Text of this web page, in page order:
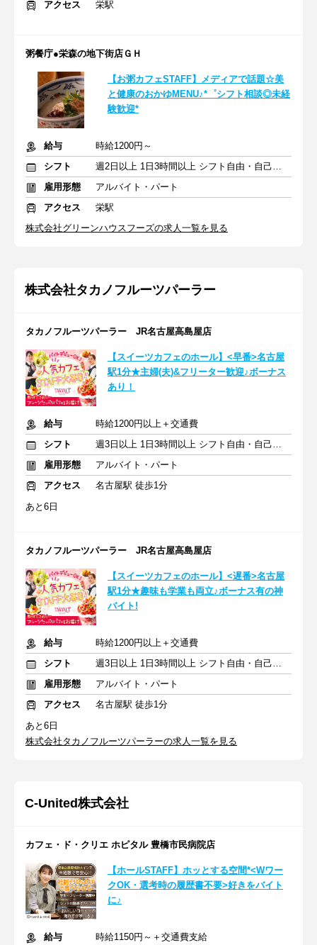
アクセス
栄駅
粥餐庁●栄森の地下街店ＧＨ
【お粥カフェSTAFF】メディアで話題☆美
と健康のおかゆMENU♪*゜シフト相談◎未経
験歓迎*
給与
時給1200円～
シフト
週2日以上 1日3時間以上 シフト自由・自己申告
雇用形態
アルバイト・パート
アクセス
栄駅
株式会社グリーンハウスフーズの求人一覧を見る
株式会社タカノフルーツパーラー
タカノフルーツパーラー JR名古屋高島屋店
【スイーツカフェのホール】<早番>名古屋
駅1分★主婦(夫)&フリーター歓迎♪ボーナス
あり！
給与
時給1200円以上＋交通費
シフト
週3日以上 1日3時間以上 シフト自由・自己申告
雇用形態
アルバイト・パート
アクセス
名古屋駅 徒歩1分
あと6日
タカノフルーツパーラー JR名古屋高島屋店
【スイーツカフェのホール】<遅番>名古屋
駅1分★趣味も学業も両立♪ボーナス有の神
バイト!
給与
時給1200円以上＋交通費
シフト
週3日以上 1日3時間以上 シフト自由・自己申告
雇用形態
アルバイト・パート
アクセス
名古屋駅 徒歩1分
あと6日
株式会社タカノフルーツパーラーの求人一覧を見る
C‐United株式会社
カフェ・ド・クリエ ホピタル 豊橋市民病院店
【ホールSTAFF】ホッとする空間*<Wワー
クOK・選考時の履歴書不要>好きをバイト
に♪
給与 時給1150円～＋交通費支給